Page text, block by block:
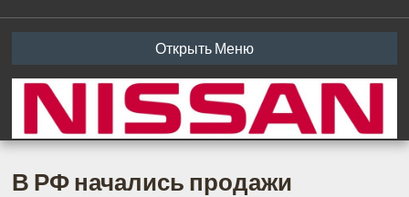
Открыть Меню
В РФ начались продажи